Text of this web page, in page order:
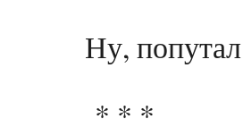
Ну,
* * *